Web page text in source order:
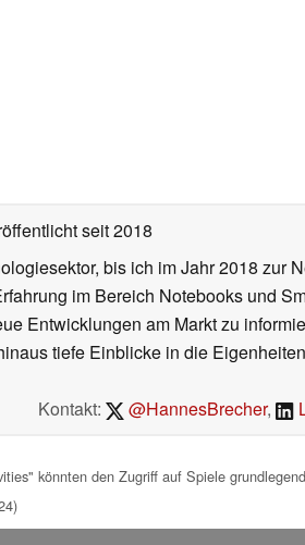
seit 2018
bis ich im Jahr 2018 zur
im Bereich Notebooks und
Entwicklungen am Markt zu
tiefe Einblicke in die
Kontakt:
@HannesBrecher,
könnten den Zugriff auf Spiele